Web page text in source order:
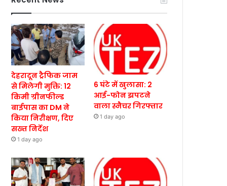
देहरादून ट्रैफिक जाम
से मिलेगी मुक्ति: 12
किमी ग्रीनफील्ड
बाईपास का DM ने
किया निरीक्षण, दिए
सख्त निर्देश
1 day ago
6 घंटे में खुलासा: 2
आई-फोन झपटने
वाला स्नैचर गिरफ्तार
1 day ago